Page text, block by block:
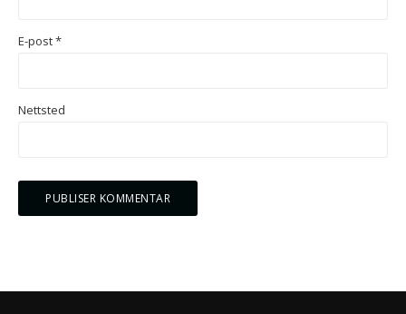
E-post*
Nettsted